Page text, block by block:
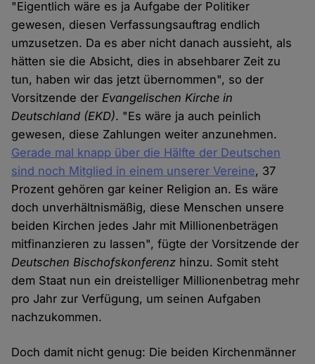
"Eigentlich wäre es ja Aufgabe der Politiker
gewesen, diesen Verfassungsauftrag endlich
umzusetzen. Da es aber nicht danach aussieht, als
hätten sie die Absicht, dies in absehbarer Zeit zu
tun, haben wir das jetzt übernommen", so der
Vorsitzende derEvangelischen Kirche in
Deutschland (EKD). "Es wäre ja auch peinlich
gewesen, diese Zahlungen weiter anzunehmen.
Gerade mal knapp über die Hälfte der Deutschen
sind noch Mitglied in einem unserer Vereine, 37
Prozent gehören gar keiner Religion an. Es wäre
doch unverhältnismäßig, diese Menschen unsere
beiden Kirchen jedes Jahr mit Millionenbeträgen
mitfinanzieren zu lassen", fügte der Vorsitzende der
Deutschen Bischofskonferenz hinzu. Somit steht
dem Staat nun ein dreistelliger Millionenbetrag mehr
pro Jahr zur Verfügung, um seinen Aufgaben
nachzukommen.
Doch damit nicht genug: Die beiden Kirchenmänner